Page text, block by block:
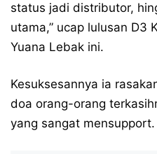
status jadi distributor,
utama,” ucap lulusan D3
Yuana Lebak ini.
Kesuksesannya ia
doa orang-orang
yang sangat mensupport.